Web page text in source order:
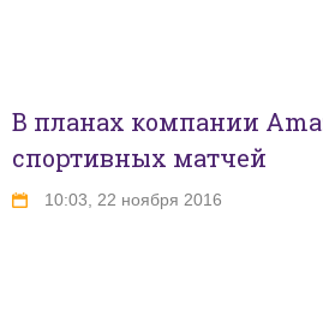
В планах компании
спортивных матчей
10:03, 22 ноября 2016